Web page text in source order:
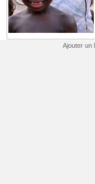
Ajouter un